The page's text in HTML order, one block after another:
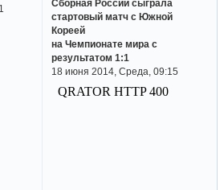
Сборная России сыграла
стартовый матч с Южной
Кореей
на Чемпионате мира с
результатом 1:1
18 июня 2014, Среда, 09:15